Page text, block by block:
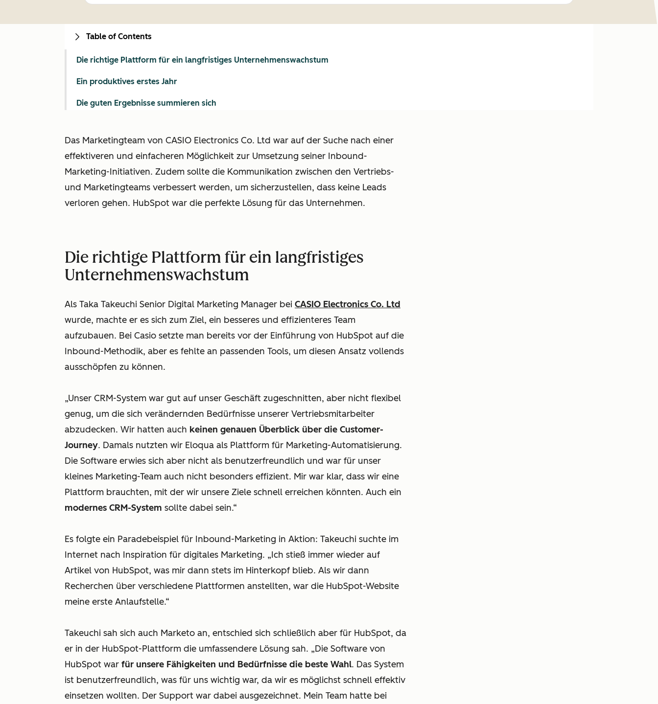
Das Marketingteam von CASIO Electronics Co. Ltd war auf der Suche nach einer
effektiveren und einfacheren Möglichkeit zur Umsetzung seiner Inbound-
Marketing-Initiativen. Zudem sollte die Kommunikation zwischen den Vertriebs-
und Marketingteams verbessert werden, um sicherzustellen, dass keine Leads
verloren gehen. HubSpot war die perfekte Lösung für das Unternehmen.
Die richtige Plattform für ein langfristiges
Unternehmenswachstum
Als Taka Takeuchi Senior Digital Marketing Manager bei CASIO Electronics Co. Ltd
wurde, machte er es sich zum Ziel, ein besseres und effizienteres Team
aufzubauen. Bei Casio setzte man bereits vor der Einführung von HubSpot auf die
Inbound-Methodik, aber es fehlte an passenden Tools, um diesen Ansatz vollends
ausschöpfen zu können.
„Unser CRM-System war gut auf unser Geschäft zugeschnitten, aber nicht flexibel
genug, um die sich verändernden Bedürfnisse unserer Vertriebsmitarbeiter
abzudecken. Wir hatten auch keinen genauen Überblick über die Customer-
Journey. Damals nutzten wir Eloqua als Plattform für Marketing-Automatisierung.
Die Software erwies sich aber nicht als benutzerfreundlich und war für unser
kleines Marketing-Team auch nicht besonders effizient. Mir war klar, dass wir eine
Plattform brauchten, mit der wir unsere Ziele schnell erreichen könnten. Auch ein
modernes CRM-System sollte dabei sein.“
Es folgte ein Paradebeispiel für Inbound-Marketing in Aktion: Takeuchi suchte im
Internet nach Inspiration für digitales Marketing. „Ich stieß immer wieder auf
Artikel von HubSpot, was mir dann stets im Hinterkopf blieb. Als wir dann
Recherchen über verschiedene Plattformen anstellten, war die HubSpot-Website
meine erste Anlaufstelle.“
Takeuchi sah sich auch Marketo an, entschied sich schließlich aber für HubSpot, da
er in der HubSpot-Plattform die umfassendere Lösung sah. „Die Software von
HubSpot war für unsere Fähigkeiten und Bedürfnisse die beste Wahl. Das System
ist benutzerfreundlich, was für uns wichtig war, da wir es möglichst schnell effektiv
einsetzen wollten. Der Support war dabei ausgezeichnet. Mein Team hatte bei
Table of Contents
Die richtige Plattform für ein langfristiges Unternehmenswachstum
Ein produktives erstes Jahr
Die guten Ergebnisse summieren sich